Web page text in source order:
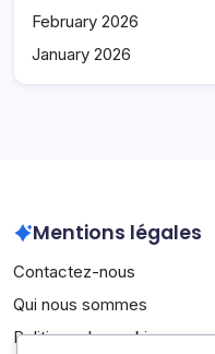
February 2026
January 2026
Mentions légales
Contactez-nous
Qui nous sommes
Politique de cookies